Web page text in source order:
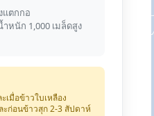
งแตกกอ
ำหนัก 1,000 เมล็ดสูง
เมื่อข้าวใบเหลือง
ะก่อนข้าวสุก 2-3 สัปดาห์